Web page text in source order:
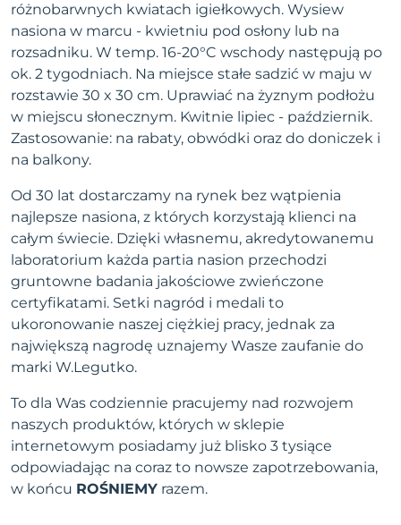
różnobarwnych kwiatach igiełkowych. Wysiew
nasiona w marcu - kwietniu pod osłony lub na
rozsadniku. W temp. 16-20°C wschody następują po
ok. 2 tygodniach. Na miejsce stałe sadzić w maju w
rozstawie 30 x 30 cm. Uprawiać na żyznym podłożu
w miejscu słonecznym. Kwitnie lipiec - październik.
Zastosowanie: na rabaty, obwódki oraz do doniczek i
na balkony.
Od 30 lat dostarczamy na rynek bez wątpienia
najlepsze nasiona, z których korzystają klienci na
całym świecie. Dzięki własnemu, akredytowanemu
laboratorium każda partia nasion przechodzi
gruntowne badania jakościowe zwieńczone
certyfikatami. Setki nagród i medali to
ukoronowanie naszej ciężkiej pracy, jednak za
największą nagrodę uznajemy Wasze zaufanie do
marki W.Legutko.
To dla Was codziennie pracujemy nad rozwojem
naszych produktów, których w sklepie
internetowym posiadamy już blisko 3 tysiące
odpowiadając na coraz to nowsze zapotrzebowania,
w końcu ROŚNIEMY razem.